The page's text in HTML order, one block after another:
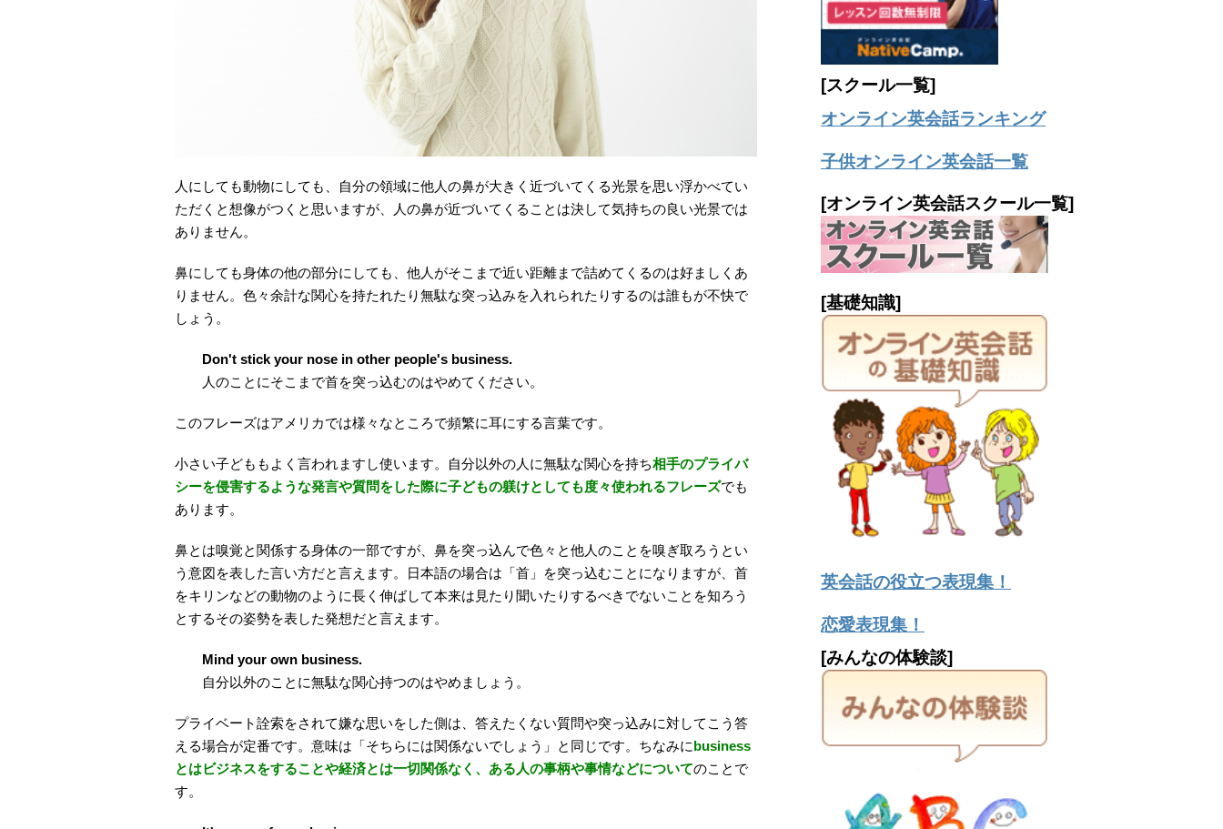
人にしても動物にしても、自分の領域に他人の鼻が大きく近づいてくる光景を思い浮かべてい
ただくと想像がつくと思いますが、人の鼻が近づいてくることは決して気持ちの良い光景では
ありません。
鼻にしても身体の他の部分にしても、他人がそこまで近い距離まで詰めてくるのは好ましくあ
りません。色々余計な関心を持たれたり無駄な突っ込みを入れられたりするのは誰もが不快で
しょう。
Don't stick your nose in other people's business.
人のことにそこまで首を突っ込むのはやめてください。
このフレーズはアメリカでは様々なところで頻繁に耳にする言葉です。
小さい子どももよく言われますし使います。自分以外の人に無駄な関心を持ち相手のプライバ
シーを侵害するような発言や質問をした際に子どもの躾けとしても度々使われるフレーズでも
あります。
鼻とは嗅覚と関係する身体の一部ですが、鼻を突っ込んで色々と他人のことを嗅ぎ取ろうとい
う意図を表した言い方だと言えます。日本語の場合は「首」を突っ込むことになりますが、首
をキリンなどの動物のように長く伸ばして本来は見たり聞いたりするべきでないことを知ろう
とするその姿勢を表した発想だと言えます。
Mind your own business.
自分以外のことに無駄な関心持つのはやめましょう。
プライベート詮索をされて嫌な思いをした側は、答えたくない質問や突っ込みに対してこう答
える場合が定番です。意味は「そちらには関係ないでしょう」と同じです。ちなみにbusiness
とはビジネスをすることや経済とは一切関係なく、ある人の事柄や事情などについてのことで
す。
[スクール一覧]
オンライン英会話ランキング
子供オンライン英会話一覧
[オンライン英会話スクール一覧]
[基礎知識]
英会話の役立つ表現集！
恋愛表現集！
[みんなの体験談]